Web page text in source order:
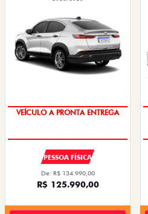
VEÍCULO A PRONTA ENTREGA
PESSOA FÍSICA
De: R$ 134.990,00
R$ 125.990,00